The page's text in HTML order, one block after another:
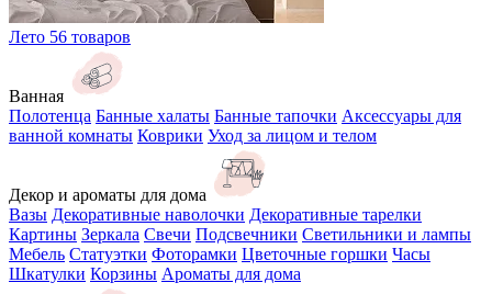
Лето 56 товаров
Ванная
Полотенца Банные халаты Банные тапочки Аксессуары для
ванной комнаты Коврики Уход за лицом и телом
Декор и ароматы для дома
Вазы Декоративные наволочки Декоративные тарелки
Картины Зеркала Свечи Подсвечники Светильники и лампы
Мебель Статуэтки Фоторамки Цветочные горшки Часы
Шкатулки Корзины Ароматы для дома